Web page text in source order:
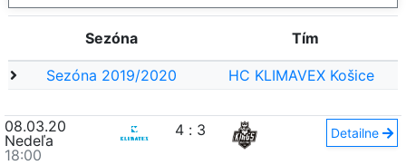
Sezóna Tím
Sezóna 2019/2020 HC KLIMAVEX Košice
08.03.20
Nedeľa
18:00
4 : 3 Detailne